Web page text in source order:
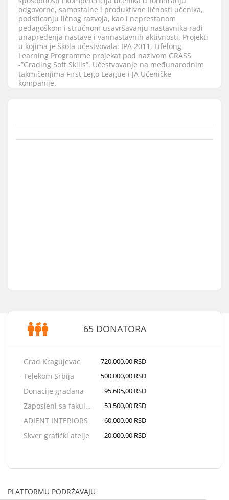
odgovorne, samostalne i produktivne ličnosti učenika,
podsticanju ličnog razvoja, kao i neprestanom
pedagoškom i stručnom usavršavanju nastavnika radi
unapređenja nastave i vannastavnih aktivnosti. Projekti
u kojima je škola učestvovala: IPA 2011, Lifelong
Learning Programme projekat pod nazivom GRASS
-”Grading Soft Skills”. Učestvovanje na međunarodnim
takmičenjima First Lego League i JA Učeničke
kompanije.
65 DONATORA
Grad Kragujevac 720.000,00 RSD
Telekom Srbija 500.000,00 RSD
Donacije građana 95.605,00 RSD
Zaposleni sa fakulteta inženjerskih nauka 53.500,00 RSD
ADIENT INTERIORS 60.000,00 RSD
Skver grafički atelje 20.000,00 RSD
SCGM
PLATFORMU PODRŽAVAJU